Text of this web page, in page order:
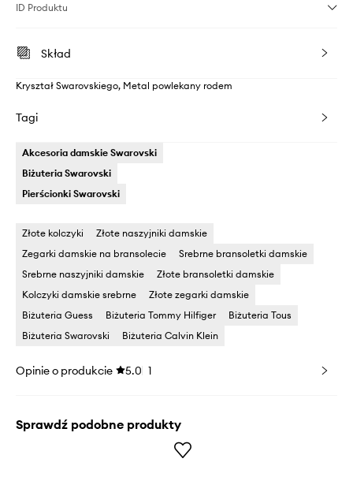
ID Produktu
Skład
Kryształ Swarovskiego, Metal powlekany rodem
Tagi
Akcesoria damskie Swarovski
Biżuteria Swarovski
Pierścionki Swarovski
Złote kolczyki
Złote naszyjniki damskie
Zegarki damskie na bransolecie
Srebrne bransoletki damskie
Srebrne naszyjniki damskie
Złote bransoletki damskie
Kolczyki damskie srebrne
Złote zegarki damskie
Biżuteria Guess
Biżuteria Tommy Hilfiger
Biżuteria Tous
Biżuteria Swarovski
Biżuteria Calvin Klein
Opinie o produkcie 5.0 1
Sprawdź podobne produkty